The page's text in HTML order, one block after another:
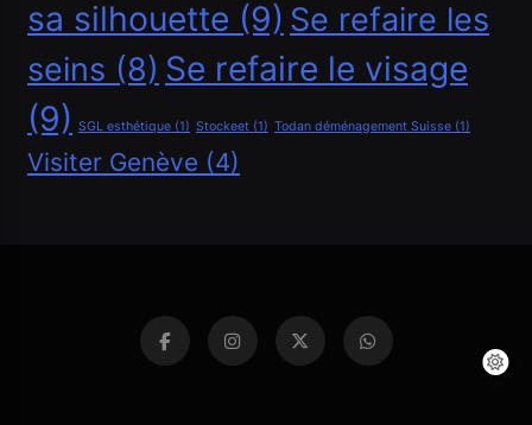
sa silhouette (9) Se refaire les
seins (8) Se refaire le visage
(9) SGL esthétique (1) Stockeet (1) Todan déménagement Suisse (1)
Visiter Genève (4)